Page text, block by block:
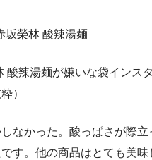
坂榮林 酸辣湯麺
酸辣湯麺が嫌いな袋インス
）
しなかった。酸っぱさが際立
す。他の商品はとても美味